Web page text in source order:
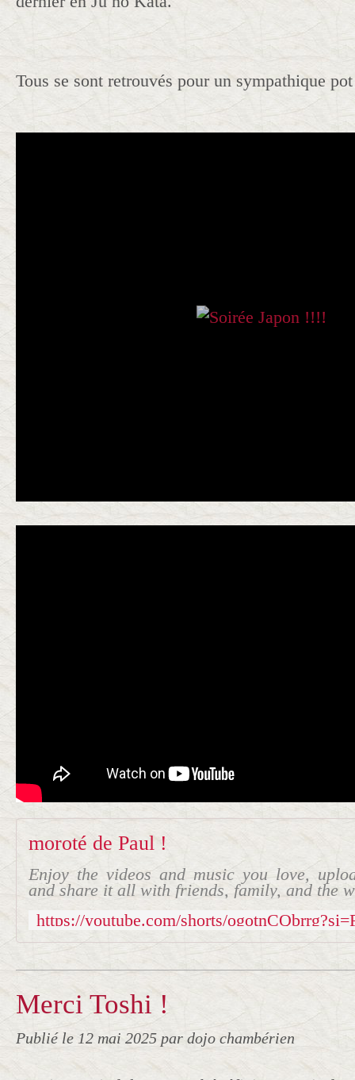
Tous se sont retrouvés pour un sympathique
moroté de Paul !
Enjoy the videos and music you love,
and share it all with friends, family, and the
Merci Toshi !
Publié le 12 mai 2025 par dojo chambérien